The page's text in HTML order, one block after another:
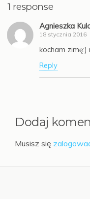
1 response
Agnieszka
18 stycznia 2016
kocham zimę:)
Reply
Dodaj
Musisz się